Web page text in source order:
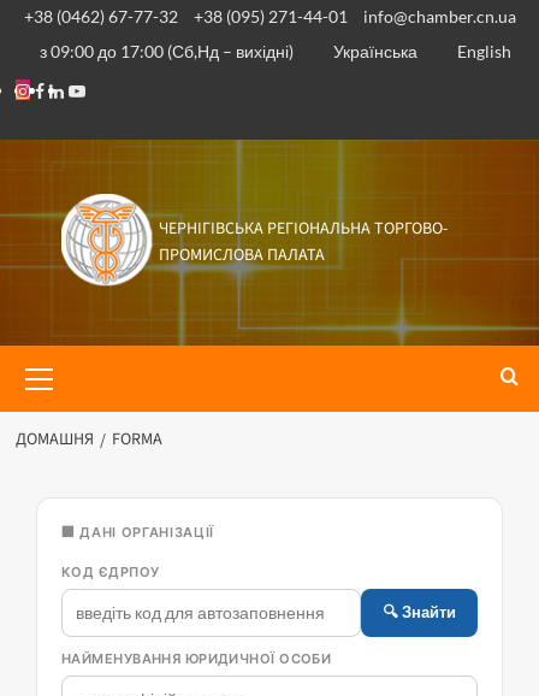
+38 (0462) 67-77-32 +38 (095) 271-44-01
info@chamber.cn.ua
з 09:00 до 17:00 (Сб,Нд – вихідні)
Українська English
ЧЕРНІГІВСЬКА РЕГІОНАЛЬНА ТОРГОВО-
ПРОМИСЛОВА ПАЛАТА
ДОМАШНЯ FORMA
🏢 ДАНІ ОРГАНІЗАЦІЇ
КОД ЄДРПОУ
🔍 Знайти
НАЙМЕНУВАННЯ ЮРИДИЧНОЇ ОСОБИ